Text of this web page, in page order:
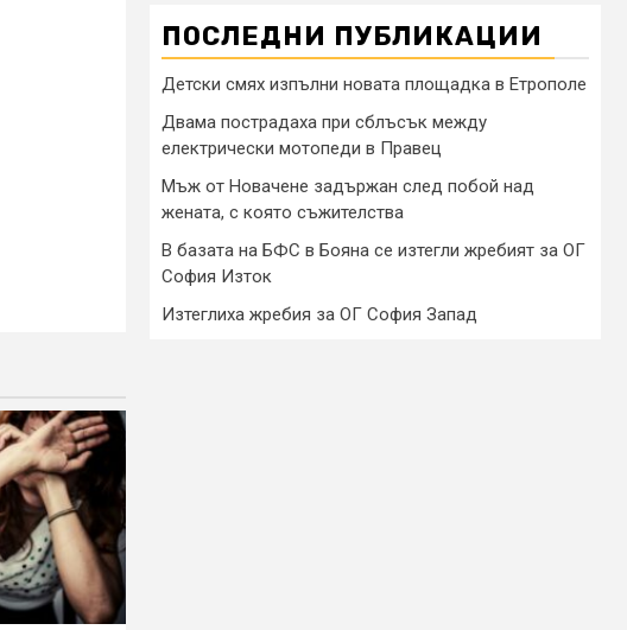
ПОСЛЕДНИ ПУБЛИКАЦИИ
Детски смях изпълни новата площадка в Етрополе
Двама пострадаха при сблъсък между
електрически мотопеди в Правец
Мъж от Новачене задържан след побой над
жената, с която съжителства
В базата на БФС в Бояна се изтегли жребият за ОГ
София Изток
Изтеглиха жребия за ОГ София Запад